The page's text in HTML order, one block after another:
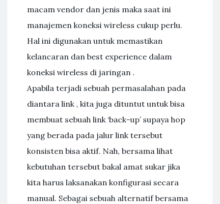
macam vendor dan jenis maka saat ini
manajemen koneksi wireless cukup perlu.
Hal ini digunakan untuk memastikan
kelancaran dan best experience dalam
koneksi wireless di jaringan .
Apabila terjadi sebuah permasalahan pada
diantara link , kita juga dituntut untuk bisa
membuat sebuah link ‘back-up’ supaya hop
yang berada pada jalur link tersebut
konsisten bisa aktif. Nah, bersama lihat
kebutuhan tersebut bakal amat sukar jika
kita harus laksanakan konfigurasi secara
manual. Sebagai sebuah alternatif bersama